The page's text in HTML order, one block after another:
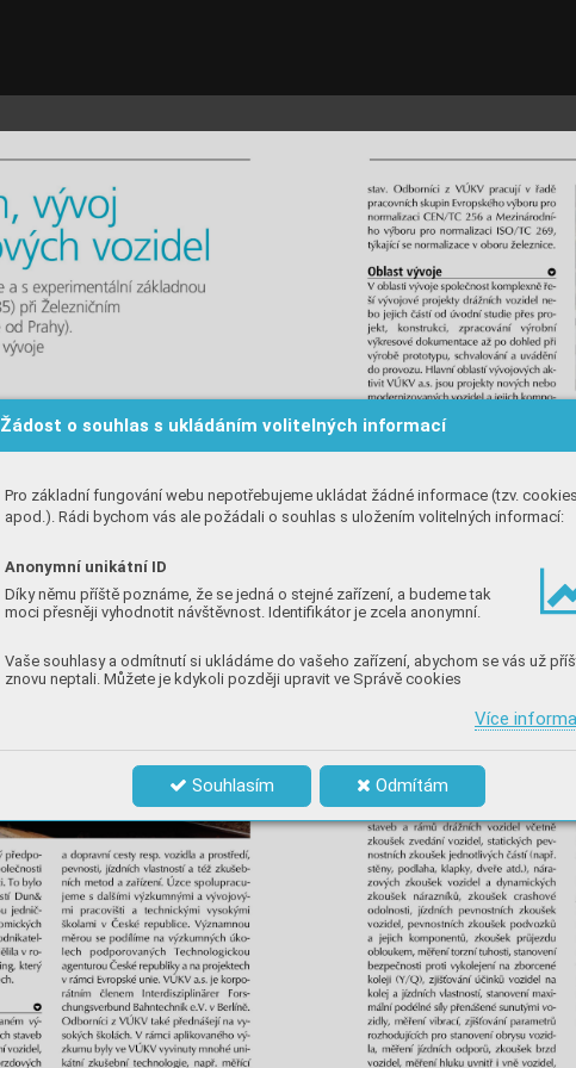
Žádost o souhlas s ukládáním volitelných informací
Pro základní fungování webu nepotřebujeme ukládat žádné informace (tzv.
apod.). Rádi bychom vás ale požádali o souhlas s uložením volitelných informací:
Anonymní unikátní ID
Díky němu příště poznáme, že se jedná o stejné zařízení, a budeme tak
moci přesněji vyhodnotit návštěvnost. Identifikátor je zcela anonymní.
Vaše souhlasy a odmítnutí si ukládáme do vašeho zařízení, abychom se vás už
znovu neptali. Můžete je kdykoli později upravit ve Správě cookies
Více
Souhlasím Odmítám